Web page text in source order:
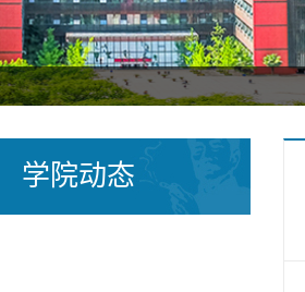
学院动态